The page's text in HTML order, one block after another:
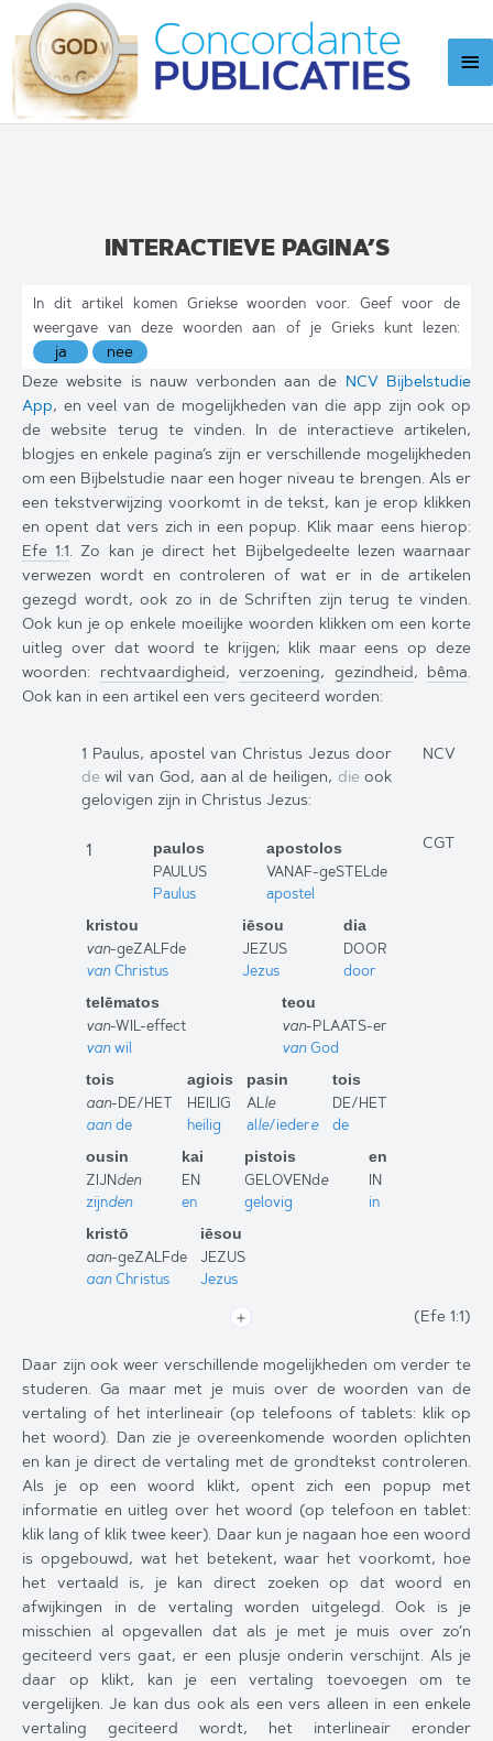
naar
de
inhoud
INTERACTIEVE PAGINA’S
In dit artikel komen Griekse woorden voor. Geef voor de
weergave van deze woorden aan of je Grieks kunt lezen:
Deze website is nauw verbonden aan de NCV Bijbelstudie
App, en veel van de mogelijkheden van die app zijn ook op
de website terug te vinden. In de interactieve artikelen,
blogjes en enkele pagina’s zijn er verschillende mogelijkheden
om een Bijbelstudie naar een hoger niveau te brengen. Als er
een tekstverwijzing voorkomt in de tekst, kan je erop klikken
en opent dat vers zich in een popup. Klik maar eens hierop:
Efe 1:1. Zo kan je direct het Bijbelgedeelte lezen waarnaar
verwezen wordt en controleren of wat er in de artikelen
gezegd wordt, ook zo in de Schriften zijn terug te vinden.
Ook kun je op enkele moeilijke woorden klikken om een korte
uitleg over dat woord te krijgen; klik maar eens op deze
woorden: rechtvaardigheid, verzoening, gezindheid, bêma.
Ook kan in een artikel een vers geciteerd worden:
1 Paulus, apostel van Christus Jezus door
de wil van God, aan al de heiligen, die ook
gelovigen zijn in Christus Jezus:
NCV
1 paulos
PAULUS
Paulus
apostolos
VANAF-geSTELde
apostel
kristou
van-geZALFde
vanChristus
iēsou
JEZUS
Jezus
dia
DOOR
door
telēmatos
van-WIL-effect
vanwil
teou
van-PLAATS-er
vanGod
tois
aan-DE/HET
aande
agiois
HEILIG
heilig
pasin
ALle
alle/iedere
tois
DE/HET
de
ousin
ZIJNden
zijnden
kai
EN
en
pistois
GELOVENde
gelovig
en
IN
in
kristō
aan-geZALFde
aanChristus
iēsou
JEZUS
Jezus
CGT
(Efe 1:1)
＋
Daar zijn ook weer verschillende mogelijkheden om verder te
studeren. Ga maar met je muis over de woorden van de
vertaling of het interlineair (op telefoons of tablets: klik op
het woord). Dan zie je overeenkomende woorden oplichten
en kan je direct de vertaling met de grondtekst controleren.
Als je op een woord klikt, opent zich een popup met
informatie en uitleg over het woord (op telefoon en tablet:
klik lang of klik twee keer). Daar kun je nagaan hoe een woord
is opgebouwd, wat het betekent, waar het voorkomt, hoe
het vertaald is, je kan direct zoeken op dat woord en
afwijkingen in de vertaling worden uitgelegd. Ook is je
misschien al opgevallen dat als je met je muis over zo’n
geciteerd vers gaat, er een plusje onderin verschijnt. Als je
daar op klikt, kan je een vertaling toevoegen om te
vergelijken. Je kan dus ook als een vers alleen in een enkele
vertaling geciteerd wordt, het interlineair eronder